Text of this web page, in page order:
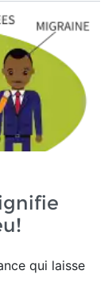
qui laisse